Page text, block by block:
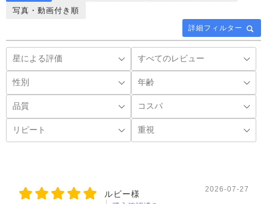
詳細フィルター
写真・動画付き順
ルビー様 2026-07-27